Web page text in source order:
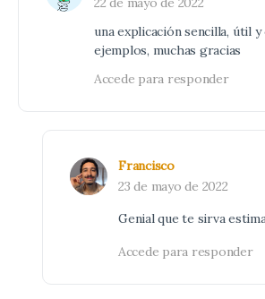
una explicación sencilla, útil y
ejemplos, muchas gracias
Accede para responder
Francisco
23 de mayo de 2022
Genial que te sirva
Accede para responder